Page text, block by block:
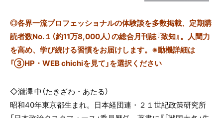
◎各界一流プロフェッショナルの体験談を多数掲載、定期購
読者数No.１（約11万8,000人）の総合月刊誌『致知』。人間力
を高め、学び続ける習慣をお届けします。※動機詳細は
「③HP・WEB chichiを見て」を選択ください
◇瀧澤 中（たきざわ・あたる）
昭和40年東京都生まれ。日本経団連・２１世紀政策研究所